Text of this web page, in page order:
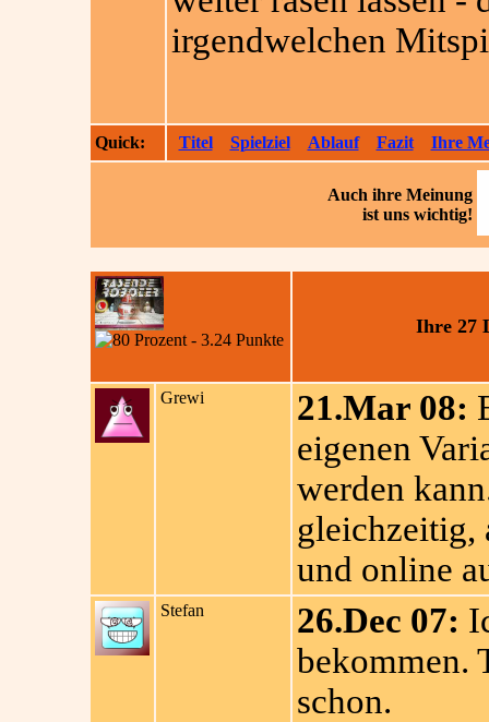
irgendwelchen
Quick: Titel Spielziel Ablauf Fazit Ihre
Auch ihre Meinung
ist uns wichtig!
Ihre 27
Grewi 21.Mar 08:
eigenen
werden
gleichzeitig,
und online
Stefan 26.Dec 07:
bekommen.
schon.